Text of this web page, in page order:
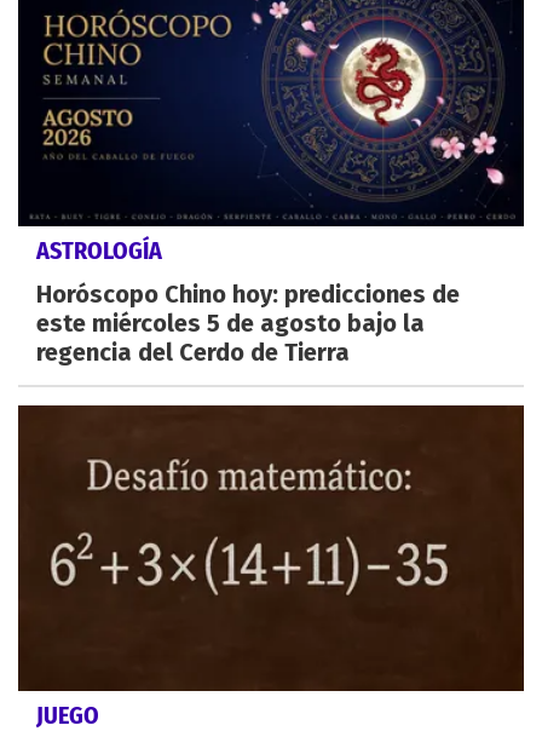
ASTROLOGÍA
Horóscopo Chino hoy: predicciones de
este miércoles 5 de agosto bajo la
regencia del Cerdo de Tierra
JUEGO